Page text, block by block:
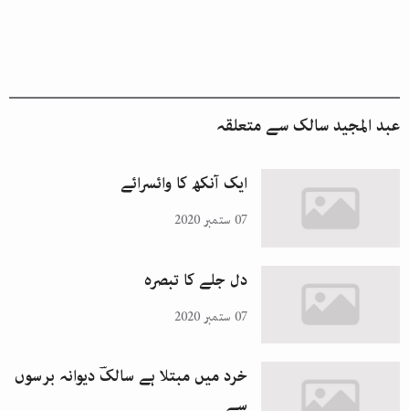
عبد المجید سالکسے متعلقہ
ایک آنکھ کا وائسرائے
07 ستمبر 2020
دل جلے کا تبصرہ
07 ستمبر 2020
خرد میں مبتلا ہے سالکؔ دیوانہ برسوں
سے